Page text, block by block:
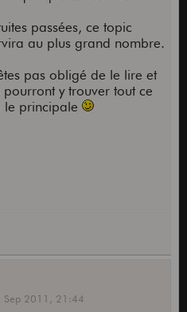
passées, ce topic
au plus grand nombre.
pas obligé de le lire et
pourront y trouver tout ce
le principale
Sep 2011, 21:44